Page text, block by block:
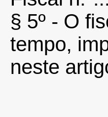
§ 5º - O
tempo,
neste